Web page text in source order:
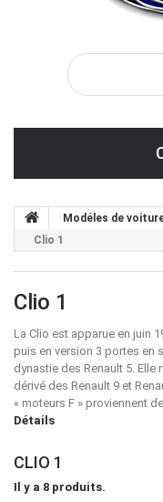
Modéles de
Clio 1
Clio 1
La Clio est apparue en juin
puis en version 3 portes en
dynastie des Renault 5. Elle
dérivé des Renault 9 et
« moteurs F » proviennent
Détails
CLIO 1
Il y a 8 produits.